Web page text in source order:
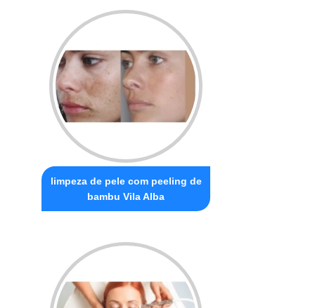
limpeza de pele com peeling de
bambu Vila Alba